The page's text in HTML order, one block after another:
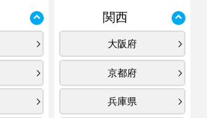
関西
大阪府
京都府
兵庫県